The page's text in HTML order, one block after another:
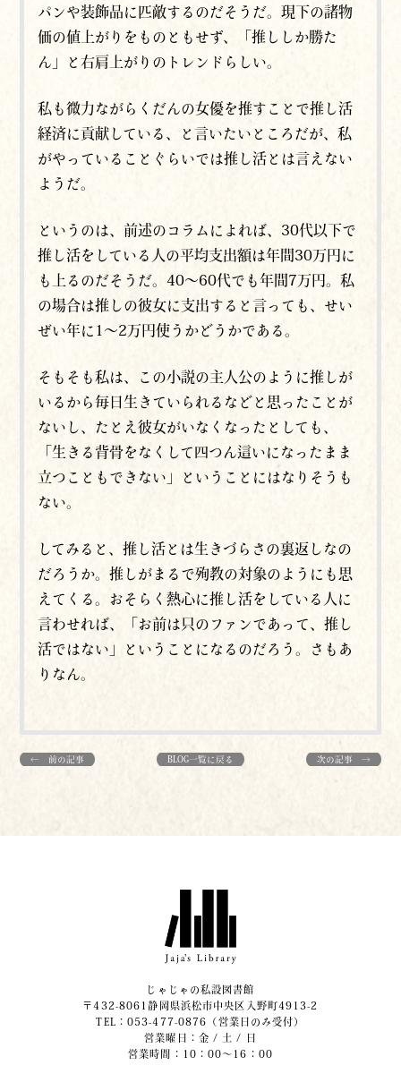
パンや装飾品に匹敵するのだそうだ。現下の諸物
価の値上がりをものともせず、「推ししか勝た
ん」と右肩上がりのトレンドらしい。
私も微力ながらくだんの女優を推すことで推し活
経済に貢献している、と言いたいところだが、私
がやっていることぐらいでは推し活とは言えない
ようだ。
というのは、前述のコラムによれば、30代以下で
推し活をしている人の平均支出額は年間30万円に
も上るのだそうだ。40～60代でも年間7万円。私
の場合は推しの彼女に支出すると言っても、せい
ぜい年に1～2万円使うかどうかである。
そもそも私は、この小説の主人公のように推しが
いるから毎日生きていられるなどと思ったことが
ないし、たとえ彼女がいなくなったとしても、
「生きる背骨をなくして四つん這いになったまま
立つこともできない」ということにはなりそうも
ない。
してみると、推し活とは生きづらさの裏返しなの
だろうか。推しがまるで殉教の対象のようにも思
えてくる。おそらく熱心に推し活をしている人に
言わせれば、「お前は只のファンであって、推し
活ではない」ということになるのだろう。さもあ
りなん。
← 前の記事 BLOG一覧に戻る 次の記事 →
じゃじゃの私設図書館
〒432-8061静岡県浜松市中央区入野町4913-2
​TEL：053-477-0876（営業日のみ受付）
営業曜日：金 / 土 / 日
営業時間：10：00～16：00